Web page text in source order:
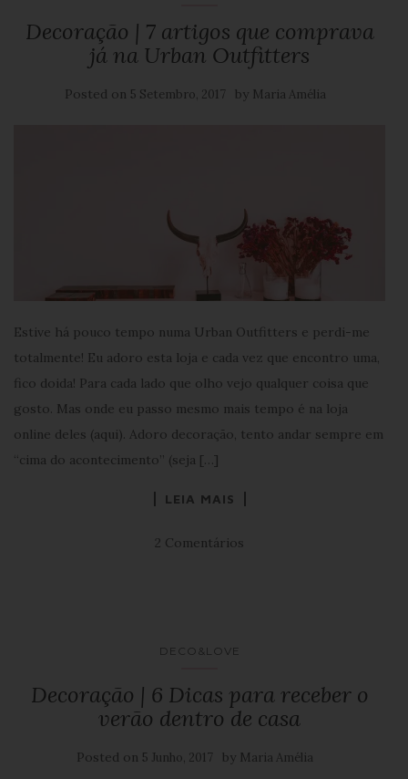
Decoração | 7 artigos que comprava
já na Urban Outfitters
Posted on 5 Setembro, 2017 by Maria Amélia
Estive há pouco tempo numa Urban Outfitters e perdi-me
totalmente! Eu adoro esta loja e cada vez que encontro uma,
fico doida! Para cada lado que olho vejo qualquer coisa que
gosto. Mas onde eu passo mesmo mais tempo é na loja
online deles (aqui). Adoro decoração, tento andar sempre em
“cima do acontecimento” (seja […]
LEIA MAIS
2 Comentários
DECO&LOVE
Decoração | 6 Dicas para receber o
verão dentro de casa
Posted on 5 Junho, 2017 by Maria Amélia